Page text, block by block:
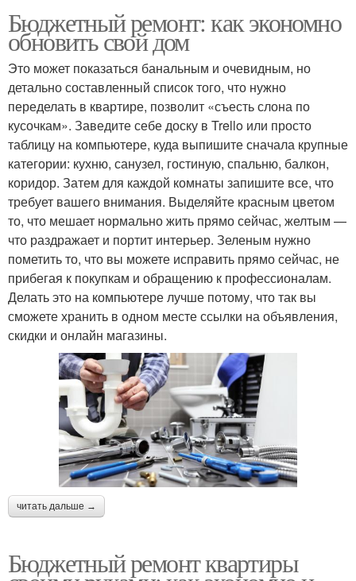
Бюджетный ремонт: как экономно
обновить свой дом
Это может показаться банальным и очевидным, но
детально составленный список того, что нужно
переделать в квартире, позволит «съесть слона по
кусочкам». Заведите себе доску в Trello или просто
таблицу на компьютере, куда выпишите сначала крупные
категории: кухню, санузел, гостиную, спальню, балкон,
коридор. Затем для каждой комнаты запишите все, что
требует вашего внимания. Выделяйте красным цветом
то, что мешает нормально жить прямо сейчас, желтым —
что раздражает и портит интерьер. Зеленым нужно
пометить то, что вы можете исправить прямо сейчас, не
прибегая к покупкам и обращению к профессионалам.
Делать это на компьютере лучше потому, что так вы
сможете хранить в одном месте ссылки на объявления,
скидки и онлайн магазины.
читать дальше →
Бюджетный ремонт квартиры